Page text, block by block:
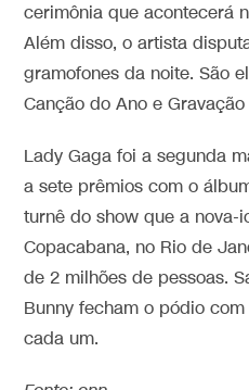
cerimônia que acontecerá
Além disso, o artista
gramofones da noite. São
Canção do Ano e
Lady Gaga foi a segunda
a sete prêmios com o
turnê do show que a nova-
Copacabana, no Rio de
de 2 milhões de pessoas.
Bunny fecham o pódio
cada um.